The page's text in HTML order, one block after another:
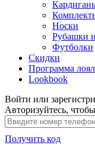
Носки
Рубашки
Футболки
Скидки
Программа
Lookbook
Войти или
Авторизуйтесь,
Получить код